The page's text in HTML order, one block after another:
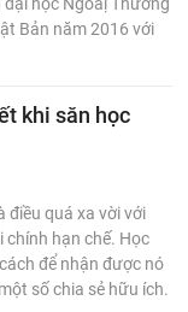
Bản năm 2016 với
khi săn học
điều quá xa vời với
chính hạn chế. Học
để nhận được nó
số chia sẻ hữu ích.